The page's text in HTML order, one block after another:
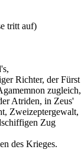
tritt auf)
Richter, der Fürst
zugleich,
Atriden, in Zeus'
Zweizeptergewalt,
Zug
des Krieges.